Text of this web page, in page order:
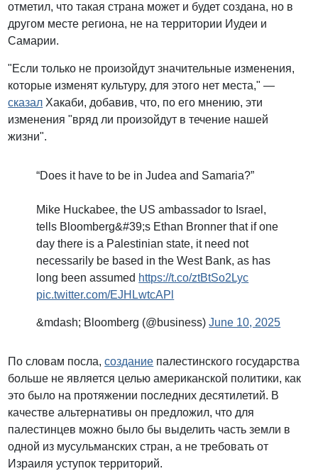
отметил, что такая страна может и будет создана, но в
другом месте региона, не на территории Иудеи и
Самарии.
"Если только не произойдут значительные изменения,
которые изменят культуру, для этого нет места," —
сказал Хакаби, добавив, что, по его мнению, эти
изменения "вряд ли произойдут в течение нашей
жизни".
“Does it have to be in Judea and Samaria?”
Mike Huckabee, the US ambassador to Israel,
tells Bloomberg&#39;s Ethan Bronner that if one
day there is a Palestinian state, it need not
necessarily be based in the West Bank, as has
long been assumed https://t.co/ztBtSo2Lyc
pic.twitter.com/EJHLwtcAPl
&mdash; Bloomberg (@business)June 10, 2025
По словам посла,создание палестинского государства
больше не является целью американской политики, как
это было на протяжении последних десятилетий. В
качестве альтернативы он предложил, что для
палестинцев можно было бы выделить часть земли в
одной из мусульманских стран, а не требовать от
Израиля уступок территорий.